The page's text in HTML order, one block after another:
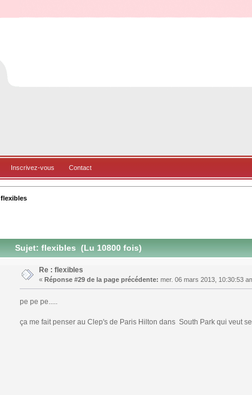
Inscrivez-vous Contact
flexibles
Sujet: flexibles (Lu 10800 fois)
Re : flexibles
« Réponse #29 de la page précédente: mer. 06 mars 2013, 10:30:53
pe pe pe.....
ça me fait penser au Clep's de Paris Hilton dans South Park qui veut